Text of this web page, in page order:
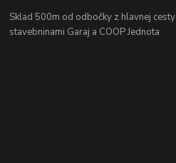
Sklad 500m od odbočky z hlavnej cesty
stavebninami Garaj a COOP Jednota